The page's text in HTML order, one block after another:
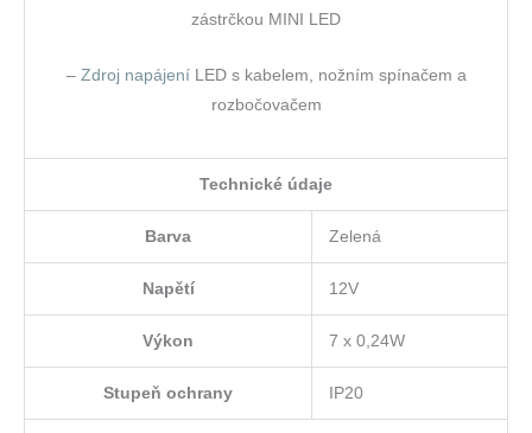
zástrčkou MINI LED
– Zdroj napájeníLED s kabelem, nožním spínačem a
rozbočovačem
Technické údaje
Barva Zelená
Napětí 12V
Výkon 7 x 0,24W
Stupeň ochrany IP20